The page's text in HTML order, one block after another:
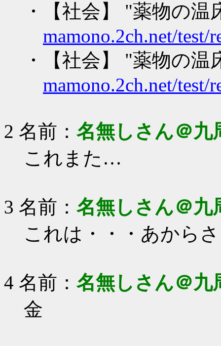
・【社会】 "薬物の
mamono.2ch.net/test/
・【社会】 "薬物の
mamono.2ch.net/test/
2 名前： 名無しさん＠九
これまた…
3 名前： 名無しさん＠九
これは・・・あから
4 名前： 名無しさん＠九
金